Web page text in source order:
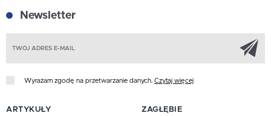
Newsletter
Wyrażam zgodę na przetwarzanie danych. Czytaj więcej
ARTYKUŁY ZAGŁĘBIE